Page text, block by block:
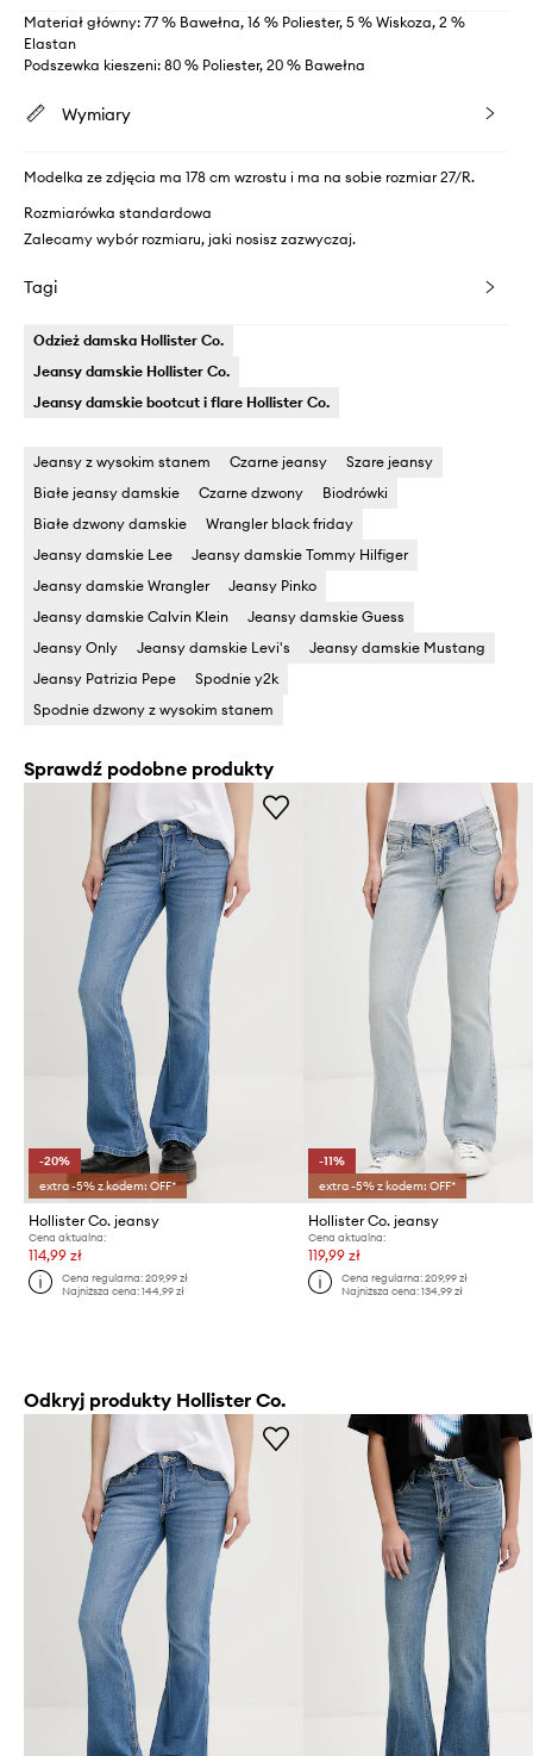
Materiał główny: 77 % Bawełna, 16 % Poliester, 5 % Wiskoza, 2 %
Elastan
Podszewka kieszeni: 80 % Poliester, 20 % Bawełna
Wymiary
Modelka ze zdjęcia ma 178 cm wzrostu i ma na sobie rozmiar 27/R.
Rozmiarówka standardowa
Zalecamy wybór rozmiaru, jaki nosisz zazwyczaj.
Tagi
Odzież damska Hollister Co.
Jeansy damskie Hollister Co.
Jeansy damskie bootcut i flare Hollister Co.
Jeansy z wysokim stanem Czarne jeansy
Szare jeansy
Białe jeansy damskie
Czarne dzwony
Biodrówki
Białe dzwony damskie
Wrangler black friday
Jeansy damskie Lee
Jeansy damskie Tommy Hilfiger
Jeansy damskie Wrangler
Jeansy Pinko
Jeansy damskie Calvin Klein
Jeansy damskie Guess
Jeansy Only
Jeansy damskie Levi's
Jeansy damskie Mustang
Jeansy Patrizia Pepe
Spodnie y2k
Spodnie dzwony z wysokim stanem
Sprawdź podobne produkty
-20%
extra -5% z kodem: OFF*
Hollister Co. jeansy
Cena aktualna:
114,99 zł
Cena regularna:209,99 zł
Najniższa cena:144,99 zł
-11%
extra -5% z kodem: OFF*
Hollister Co. jeansy
Cena aktualna:
119,99 zł
Cena regularna: 209,99 zł
Najniższa cena: 134,99 zł
Odkryj produkty Hollister Co.